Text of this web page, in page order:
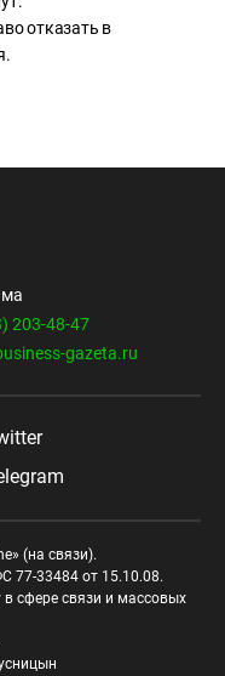
отказать в
203-48-47
gazeta.ru
(на связи).
77-33484 от 15.10.08.
сфере связи и массовых